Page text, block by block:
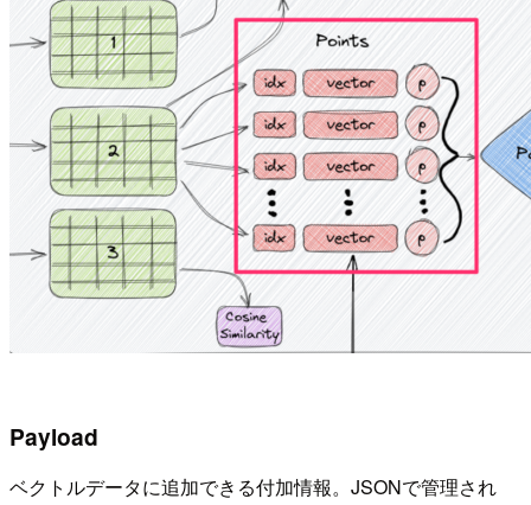
Payload
ベクトルデータに追加できる付加情報。JSONで管理され